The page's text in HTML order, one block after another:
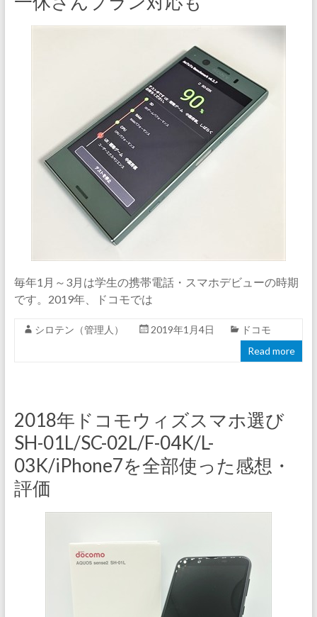
毎年1月～3月は学生の携帯電話・スマホデビューの時期
です。2019年、ドコモでは
シロテン（管理人） 2019年1月4日
ドコモ
Read more
2018年ドコモウィズスマホ選び
SH-01L/SC-02L/F-04K/L-
03K/iPhone7を全部使った感想・
評価